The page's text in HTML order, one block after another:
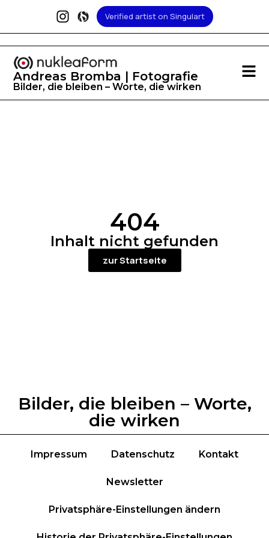
Verified artist on Singulart
Andreas Bromba | Fotografie
Bilder, die bleiben – Worte, die wirken
404
Inhalt nicht gefunden
zur Startseite
Bilder, die bleiben – Worte,
die wirken
Impressum Datenschutz Kontakt
Newsletter
Privatsphäre-Einstellungen ändern